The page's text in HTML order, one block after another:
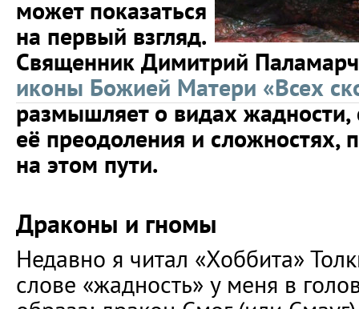
может показаться
на первый взгляд.
Священник Димитрий
иконы Божией Матери «Всех
размышляет о видах жадности,
её преодоления и сложностях,
на этом пути.
Драконы и гномы
Недавно я читал «Хоббита»
слове «жадность» у меня в